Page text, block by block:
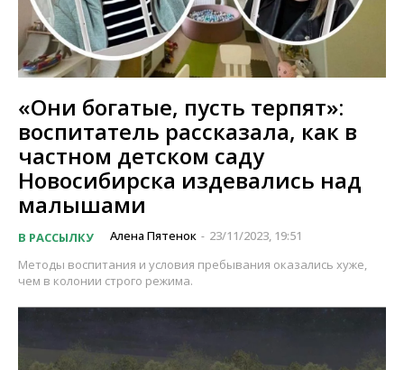
«Они богатые, пусть терпят»:
воспитатель рассказала, как в
частном детском саду
Новосибирска издевались над
малышами
В РАССЫЛКУ Алена Пятенок - 23/11/2023, 19:51
Методы воспитания и условия пребывания оказались хуже,
чем в колонии строго режима.